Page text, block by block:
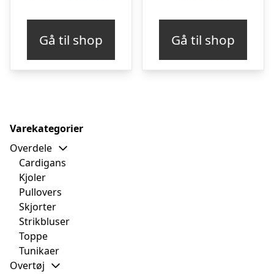
var:
kr. 999,00.kr. 699,00.
Gå til shop Gå til shop
Varekategorier
Overdele
Cardigans
Kjoler
Pullovers
Skjorter
Strikbluser
Toppe
Tunikaer
Overtøj